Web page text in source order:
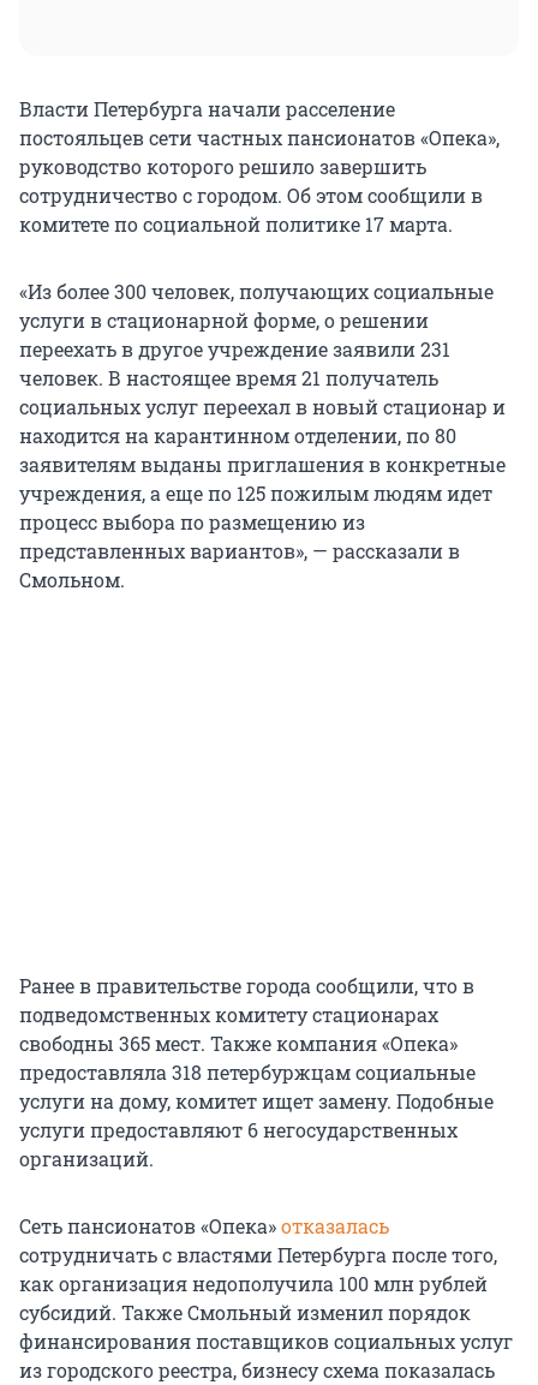
Власти Петербурга начали расселение
постояльцев сети частных пансионатов «Опека»,
руководство которого решило завершить
сотрудничество с городом. Об этом сообщили в
комитете по социальной политике 17 марта.
«Из более 300 человек, получающих социальные
услуги в стационарной форме, о решении
переехать в другое учреждение заявили 231
человек. В настоящее время 21 получатель
социальных услуг переехал в новый стационар и
находится на карантинном отделении, по 80
заявителям выданы приглашения в конкретные
учреждения, а еще по 125 пожилым людям идет
процесс выбора по размещению из
представленных вариантов», — рассказали в
Смольном.
Ранее в правительстве города сообщили, что в
подведомственных комитету стационарах
свободны 365 мест. Также компания «Опека»
предоставляла 318 петербуржцам социальные
услуги на дому, комитет ищет замену. Подобные
услуги предоставляют 6 негосударственных
организаций.
Сеть пансионатов «Опека»отказалась
сотрудничать с властями Петербурга после того,
как организация недополучила 100 млн рублей
субсидий. Также Смольный изменил порядок
финансирования поставщиков социальных услуг
из городского реестра, бизнесу схема показалась